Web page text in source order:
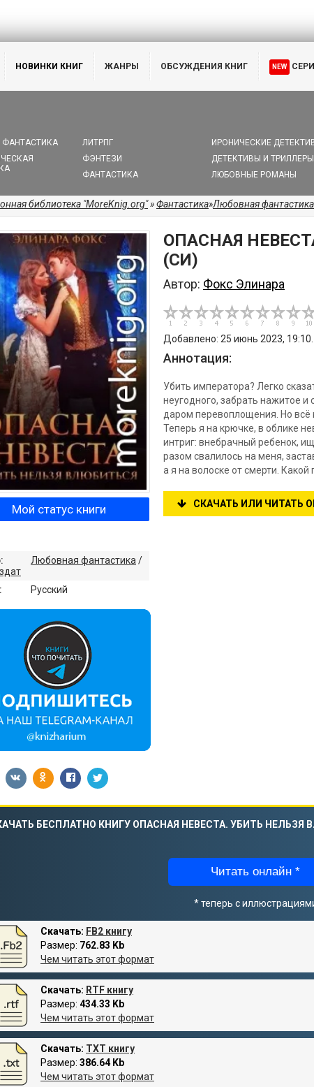
НОВИНКИ КНИГ ЖАНРЫ ОБСУЖДЕНИЯ КНИГ NEW
ЛИТРПГ
ФЭНТЕЗИ
ФАНТАСТИКА
ИРОНИЧЕСКИЕ
ДЕТЕКТИВЫ И ТРИЛЛЕРЫ
ЛЮБОВНЫЕ РОМАНЫ
библиотека "MoreKnig.org"»Фантастика»Любовная фантастика
ОПАСНАЯ
(СИ)
Автор: Фокс Элинара
Добавлено: 25 июнь 2023,
Аннотация:
Убить императора? Легко
неугодного, забрать нажитое
даром перевоплощения. Но всё
Теперь я на крючке, в облике
интриг: внебрачный ребенок,
разом свалилось на меня,
а я на волоске от смерти. Какой
СКАЧАТЬ ИЛИ ЧИТАТЬ
Мой статус книги
Любовная фантастика/
Русский
БЕСПЛАТНО КНИГУ ОПАСНАЯ НЕВЕСТА. УБИТЬ НЕЛЬЗЯ
Читать онлайн *
* теперь с
Скачать: FB2 книгу
Размер: 762.83 Kb
Чем читать этот формат
Скачать: RTF книгу
Размер: 434.33 Kb
Чем читать этот формат
Скачать: TXT книгу
Размер: 386.64 Kb
Чем читать этот формат